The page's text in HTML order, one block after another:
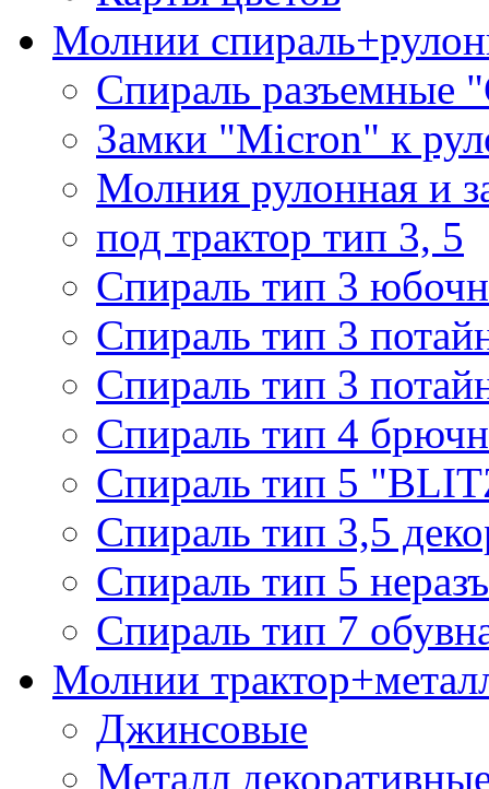
Молнии
Спираль разъемные
Замки "Micron" к
Молния рулонная и
под трактор тип 3, 5
Спираль тип 3
Спираль тип 3
Спираль тип 3
Спираль тип 4
Спираль тип 5
Спираль тип 3,5
Спираль тип 5
Спираль тип 7
Молнии
Джинсовые
Металл